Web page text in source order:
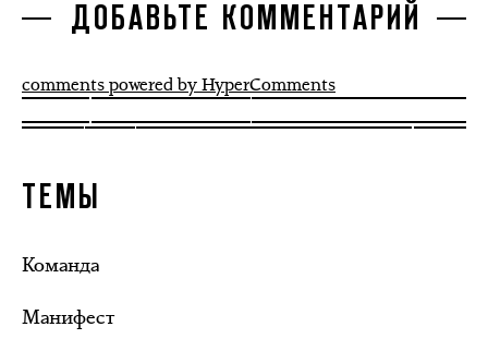
ДОБАВЬТЕ КОММЕНТАРИЙ
comments powered by HyperComments
ТЕМЫ
Команда
Манифест